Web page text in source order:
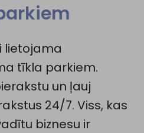
lietojama
tīkla parkiem.
un ļauj
24/7. Viss, kas
biznesu ir